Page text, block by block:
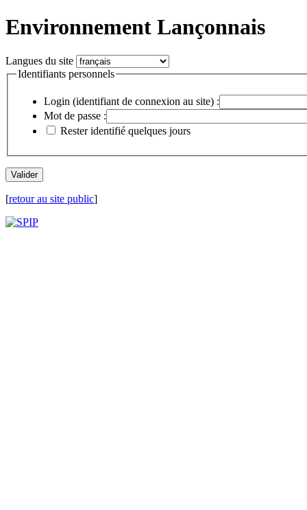
Environnement Lançonnais
Langues du site
Identifiants personnels
Login (identifiant de connexion au site) :
Mot de passe :
Rester identifié quelques jours
[retour au site public]